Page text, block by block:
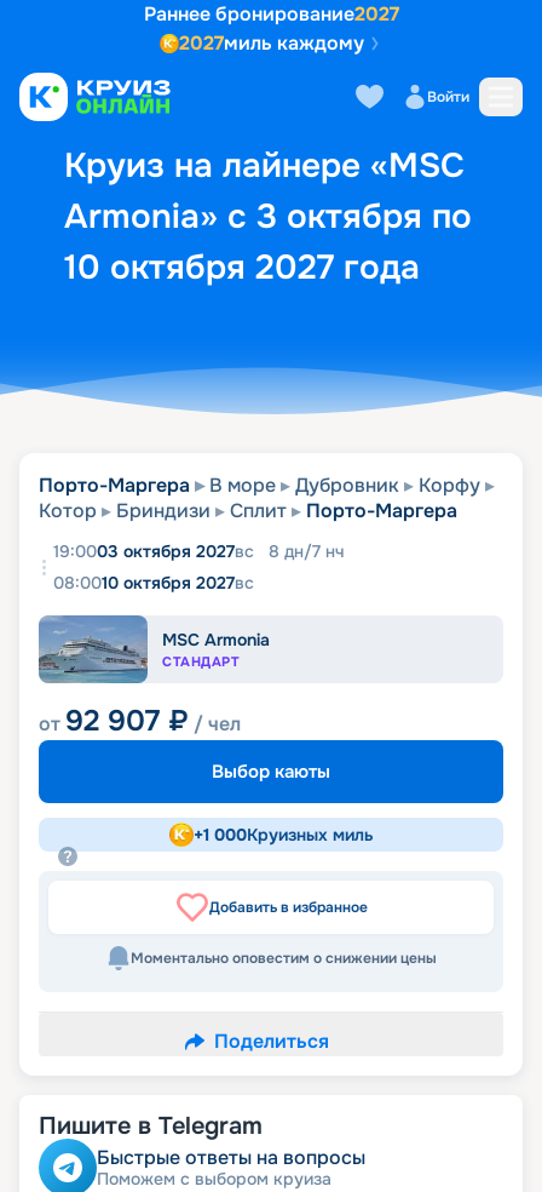
Раннее бронирование2027
2027миль каждому
Войти
Круиз на лайнере «MSC
Armonia» с 3 октября по
10 октября 2027 года
Выбор кают Маршрут и
Порто-Маргера В море Дубровник
Корфу
Котор
Бриндизи Сплит Порто-Маргера
19:0003 октября 2027вс 8 дн/7 нч
08:0010 октября 2027вс
MSC Armonia
СТАНДАРТ
от 92 907 ₽ / чел
Выбор каюты
+1 000Круизных миль
Добавить в избранное
Моментально оповестим о снижении цены
Поделиться
Пишите в Telegram
Быстрые ответы на вопросы
Поможем с выбором круиза